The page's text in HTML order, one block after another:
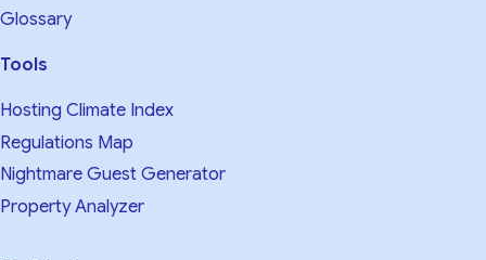
Glossary
Tools
Hosting Climate Index
Regulations Map
Nightmare Guest Generator
Property Analyzer